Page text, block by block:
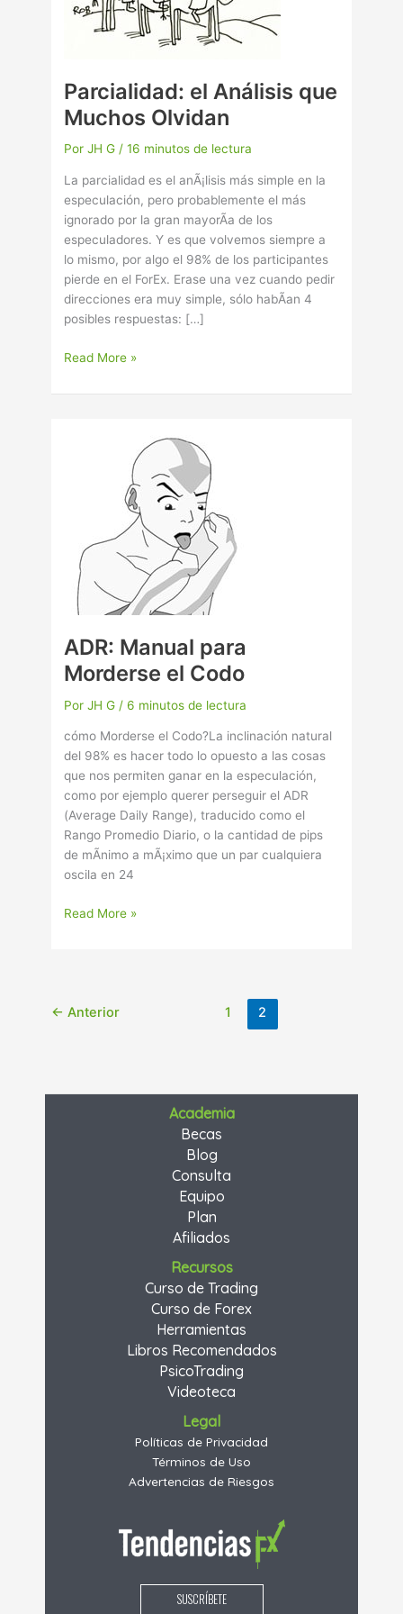
Parcialidad: el Análisis que
Muchos Olvidan
PorJH G/16 minutos de lectura
La parcialidad es el anÃ¡lisis más simple en la
especulación, pero probablemente el más
ignorado por la gran mayorÃ­a de los
especuladores. Y es que volvemos siempre a
lo mismo, por algo el 98% de los participantes
pierde en el ForEx. Erase una vez cuando pedir
direcciones era muy simple, sólo habÃ­an 4
posibles respuestas: […]
Read More »
ADR: Manual para
Morderse el Codo
PorJH G /6 minutos de lectura
cómo Morderse el Codo?La inclinación natural
del 98% es hacer todo lo opuesto a las cosas
que nos permiten ganar en la especulación,
como por ejemplo querer perseguir el ADR
(Average Daily Range), traducido como el
Rango Promedio Diario, o la cantidad de pips
de mÃ­nimo a mÃ¡ximo que un par cualquiera
oscila en 24
Codo
Read More »
← Anterior 1 2
Academia
Becas
Blog
Consulta
Equipo
Plan
Afiliados
Recursos
Curso de Trading
Curso de Forex
Herramientas
Libros Recomendados
PsicoTrading
Videoteca
Legal
Políticas de Privacidad
Términos de Uso
Advertencias de Riesgos
SUSCRÍBETE